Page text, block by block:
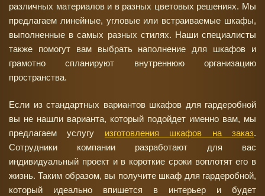
различных материалов и в разных цветовых решениях. Мы
предлагаем линейные, угловые или встраиваемые шкафы,
выполненные в самых разных стилях. Наши специалисты
также помогут вам выбрать наполнение для шкафов и
грамотно спланируют внутреннюю организацию
пространства.
Если из стандартных вариантов шкафов для гардеробной
вы не нашли варианта, который подойдет именно вам, мы
предлагаем услугу изготовления шкафов на заказ.
Сотрудники компании разработают для вас
индивидуальный проект и в короткие сроки воплотят его в
жизнь. Таким образом, вы получите шкаф для гардеробной,
который идеально впишется в интерьер и будет